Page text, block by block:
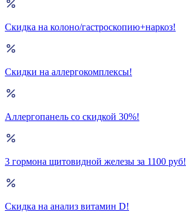
Скидка на колоно/гастроскопию+наркоз!
Скидки на аллергокомплексы!
Аллергопанель со скидкой 30%!
3 гормона щитовидной железы за 1100 руб!
Скидка на анализ витамин D!